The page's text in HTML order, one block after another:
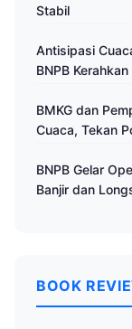
Stabil
Antisipasi
BNPB
BMKG dan
Cuaca, Tekan
BNPB Gelar
Banjir dan
BOOK